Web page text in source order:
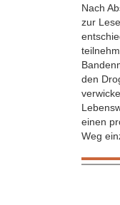
Nach
zur
den
einen
Weg